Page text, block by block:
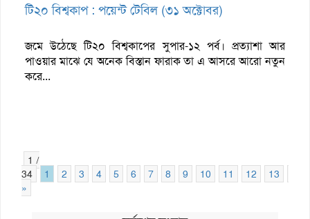
টি২০ বিশ্বকাপ : পয়েন্ট টেবিল (৩১ অক্টোবর)
জমে উঠেছে টি২০ বিশ্বকাপের সুপার-১২ পর্ব। প্রত্যাশা আর
পাওয়ার মাঝে যে অনেক বিস্তান ফারাক তা এ আসরে আরো নতুন
করে...
1 /
34
1 2 3 4 5 6 7 8 9 10 11 12 13
»